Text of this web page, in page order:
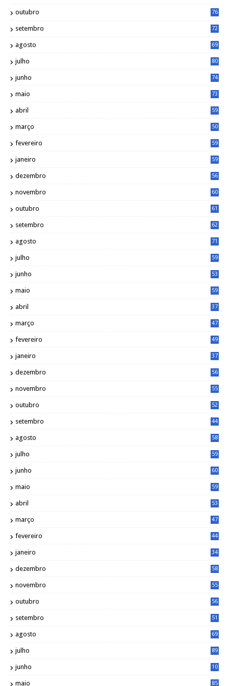
outubro 76
setembro 72
agosto 69
julho 80
junho 74
maio 73
abril 59
março 50
fevereiro 59
janeiro 59
dezembro 56
novembro 60
outubro 61
setembro 62
agosto 71
julho 59
junho 53
maio 59
abril 37
março 47
fevereiro 49
janeiro 37
dezembro 56
novembro 55
outubro 52
setembro 44
agosto 58
julho 59
junho 60
maio 59
abril 53
março 47
fevereiro 44
janeiro 34
dezembro 58
novembro 55
outubro 56
setembro 51
agosto 69
julho 89
junho
10
maio 85